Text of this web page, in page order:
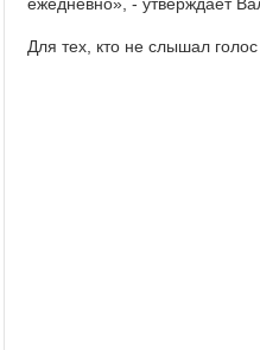
Для тех, кто не слышал